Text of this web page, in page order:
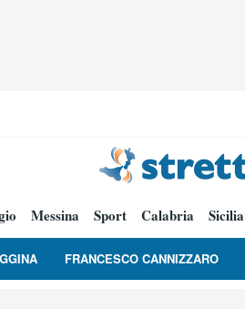
Messina Sport Calabria Sicilia
FRANCESCO CANNIZZARO